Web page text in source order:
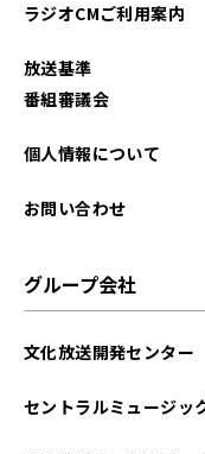
ラジオCMご利用案内
放送基準
番組審議会
個人情報について
お問い合わせ
グループ会社
文化放送開発センター
セントラルミュージッ